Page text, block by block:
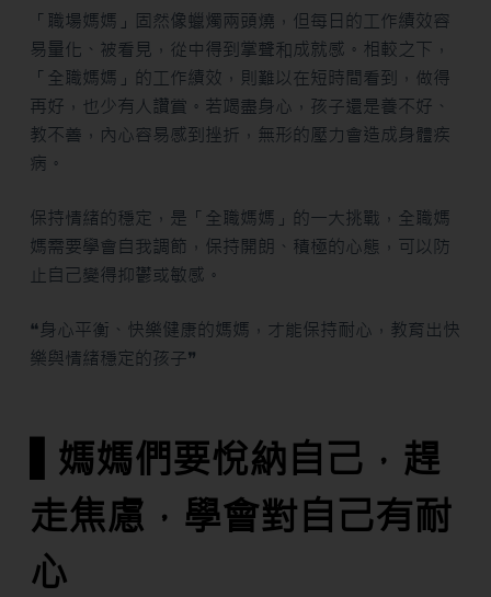
「職場媽媽」固然像蠟燭兩頭燒，但每日的工作績效容
易量化、被看見，從中得到掌聲和成就感。相較之下，
「全職媽媽」的工作績效，則難以在短時間看到，做得
再好，也少有人讚賞。若竭盡身心，孩子還是養不好、
教不善，內心容易感到挫折，無形的壓力會造成身體疾
病。
保持情緒的穩定，是「全職媽媽」的一大挑戰，全職媽
媽需要學會自我調節，保持開朗、積極的心態，可以防
止自己變得抑鬱或敏感。
❝身心平衡、快樂健康的媽媽，才能保持耐心，教育出快
樂與情緒穩定的孩子❞
▌媽媽們要悅納自己，趕
走焦慮，學會對自己有耐
心